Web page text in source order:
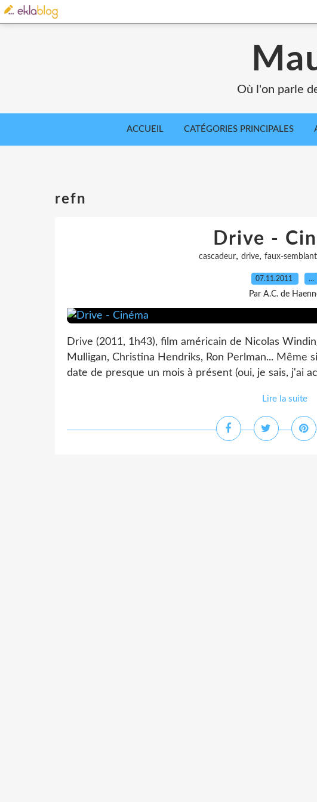
Où l'on parle
ACCUEIL CATÉGORIES PRINCIPALES
refn
Drive -
cascadeur, drive, faux-
07.11.2011 …
Par A.C. de
Drive (2011, 1h43), film américain de Nicolas
Mulligan, Christina Hendriks, Ron Perlman... Même
date de presque un mois à présent (oui, je sais, j'ai
Lire la suite